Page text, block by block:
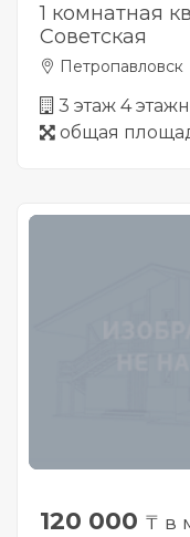
1 комнатная
Советская
Петропавловск
3 этаж 4
общая
120 000 ₸ в